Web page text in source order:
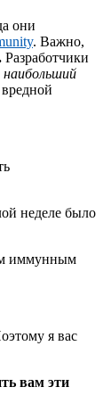
они
. Важно,
Разработчики
неделе было
иммунным
я вас
вам эти